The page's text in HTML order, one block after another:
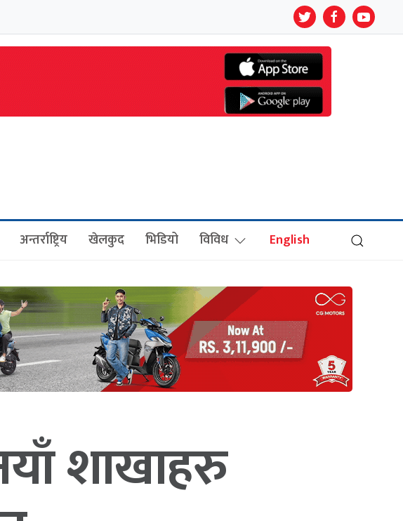
अन्तर्राष्ट्रिय खेलकुद भिडियो विविध English
शाखाहरु